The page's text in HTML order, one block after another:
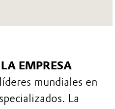
EMPRESA
mundiales en
La